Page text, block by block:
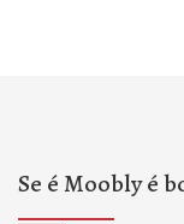
Se é Moobly é